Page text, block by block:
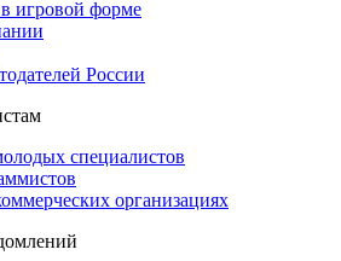
игровой форме
России
специалистов
организациях